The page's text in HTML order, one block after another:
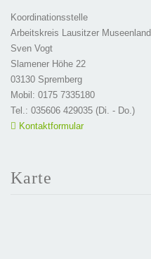
Koordinationsstelle
Arbeitskreis Lausitzer Museenland
Sven Vogt
Slamener Höhe 22
03130 Spremberg
Mobil: 0175 7335180
Tel.: 035606 429035 (Di. - Do.)
Kontaktformular
Karte